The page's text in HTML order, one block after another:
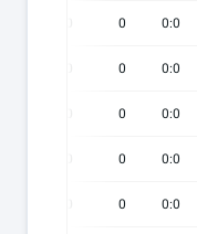
0:0
0
0:0
0
0:0
0
0:0
0
0:0
0